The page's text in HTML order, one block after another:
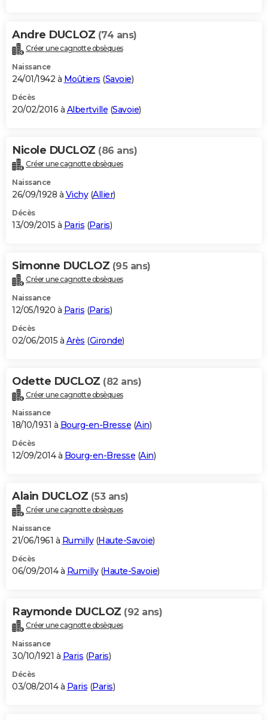
Andre DUCLOZ (74 ans)
Créer une cagnotte obsèques
Naissance
24/01/1942 à Moûtiers (Savoie)
Décès
20/02/2016 à Albertville (Savoie)
Nicole DUCLOZ (86 ans)
Créer une cagnotte obsèques
Naissance
26/09/1928 à Vichy(Allier)
Décès
13/09/2015 à Paris (Paris)
Simonne DUCLOZ (95 ans)
Créer une cagnotte obsèques
Naissance
12/05/1920 à Paris (Paris)
Décès
02/06/2015 à Arès (Gironde)
Odette DUCLOZ (82 ans)
Créer une cagnotte obsèques
Naissance
18/10/1931 à Bourg-en-Bresse (Ain)
Décès
12/09/2014 à Bourg-en-Bresse (Ain)
Alain DUCLOZ (53 ans)
Créer une cagnotte obsèques
Naissance
21/06/1961 à Rumilly(Haute-Savoie)
Décès
06/09/2014 à Rumilly(Haute-Savoie)
Raymonde DUCLOZ (92 ans)
Créer une cagnotte obsèques
Naissance
30/10/1921 à Paris (Paris)
Décès
03/08/2014 à Paris (Paris)